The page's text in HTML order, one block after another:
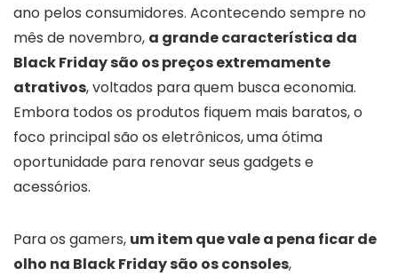
ano pelos consumidores. Acontecendo sempre no
mês de novembro, a grande característica da
Black Friday são os preços extremamente
atrativos, voltados para quem busca economia.
Embora todos os produtos fiquem mais baratos, o
foco principal são os eletrônicos, uma ótima
oportunidade para renovar seus gadgets e
acessórios.
Para os gamers, um item que vale a pena ficar de
olho na Black Friday são os consoles,